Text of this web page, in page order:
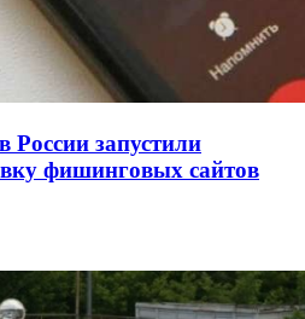
запустили
фишинговых сайтов